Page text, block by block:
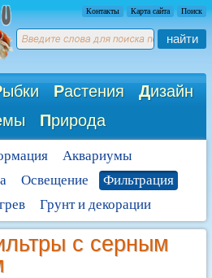
Контакты Карта сайта Поиск
найти
ыбки Растения Дизайн
Природа
Аквариумы
Освещение
Фильтрация
Грунт и декорации
с серным